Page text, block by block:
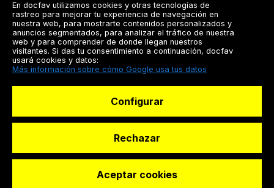
Registrarse
Docfav
© Dashboard Technologies S.L
En docfav utilizamos cookies y otras tecnologías de
rastreo para mejorar tu experiencia de navegación en
nuestra web, para mostrarte contenidos personalizados y
anuncios segmentados, para analizar el tráfico de nuestra
web y para comprender de donde llegan nuestros
visitantes. Si das tu consentimiento a continuación, docfav
usará cookies y datos:
Más información sobre cómo Google usa tus datos
Configurar
Rechazar
Aceptar cookies